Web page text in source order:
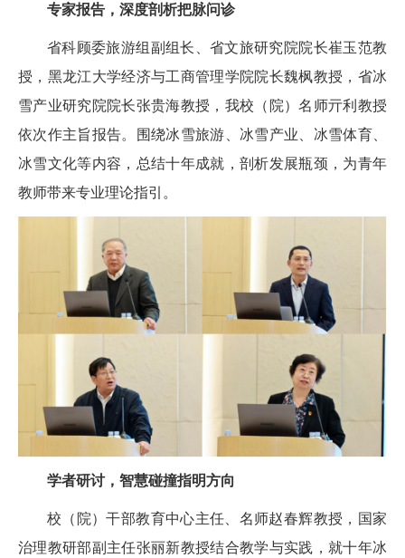
专家报告，深度剖析把脉问诊
省科顾委旅游组副组长、省文旅研究院院长崔玉范教
授，黑龙江大学经济与工商管理学院院长魏枫教授，省冰
雪产业研究院院长张贵海教授，我校（院）名师亓利教授
依次作主旨报告。围绕冰雪旅游、冰雪产业、冰雪体育、
冰雪文化等内容，总结十年成就，剖析发展瓶颈，为青年
教师带来专业理论指引。
学者研讨，智慧碰撞指明方向
校（院）干部教育中心主任、名师赵春辉教授，国家
治理教研部副主任张丽新教授结合教学与实践，就十年冰